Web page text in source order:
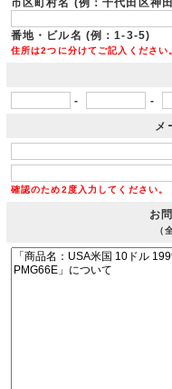
市区町村名 (例：千代田区神
番地・ビル名 (例：1-3-5)
住所は2つに分けてご記入ください
- -
メ
確認のため2度入力してください。
お
（